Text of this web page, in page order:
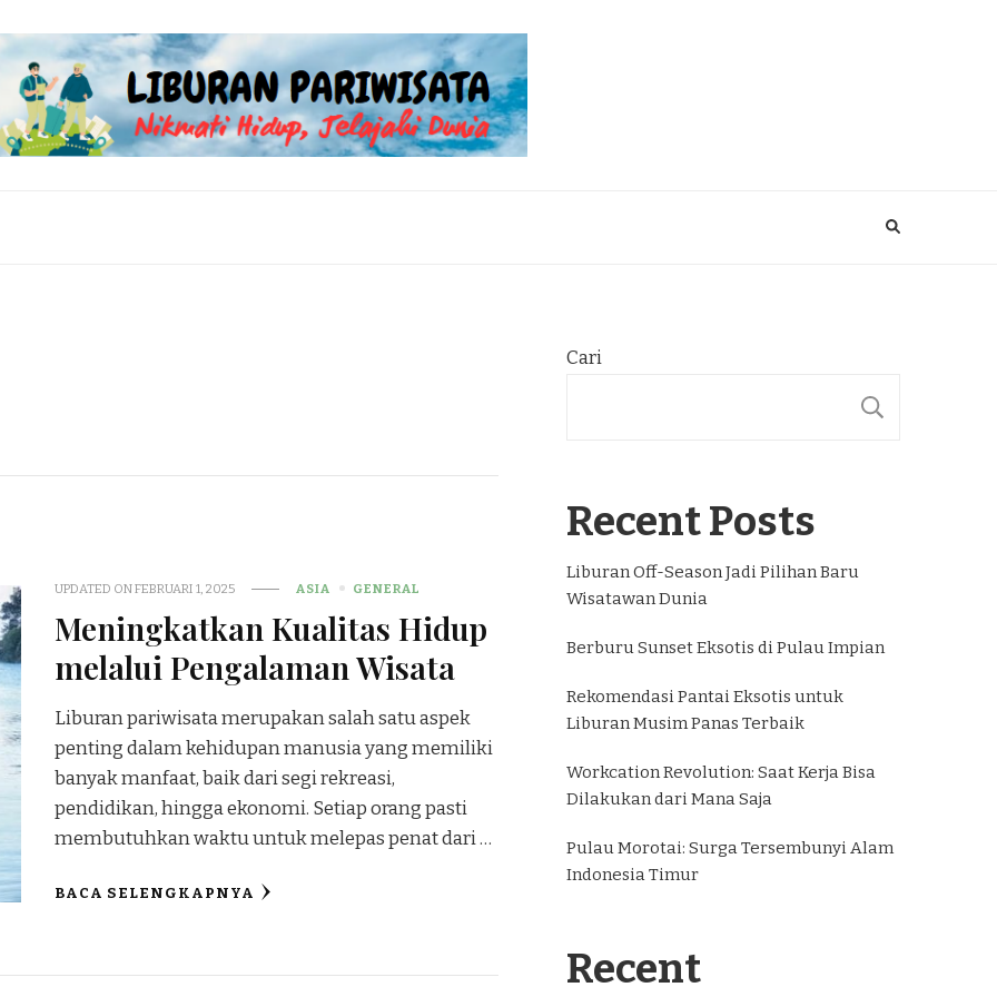
UPDATED ONFEBRUARI 1, 2025 ASIA GENERAL
Meningkatkan Kualitas Hidup
melalui Pengalaman Wisata
Liburan pariwisata merupakan salah satu aspek
penting dalam kehidupan manusia yang memiliki
banyak manfaat, baik dari segi rekreasi,
pendidikan, hingga ekonomi. Setiap orang pasti
membutuhkan waktu untuk melepas penat dari …
BACA SELENGKAPNYA
Cari
Recent Posts
Liburan Off-Season Jadi Pilihan Baru
Wisatawan Dunia
Berburu Sunset Eksotis di Pulau Impian
Rekomendasi Pantai Eksotis untuk
Liburan Musim Panas Terbaik
Workcation Revolution: Saat Kerja Bisa
Dilakukan dari Mana Saja
Pulau Morotai: Surga Tersembunyi Alam
Indonesia Timur
Recent